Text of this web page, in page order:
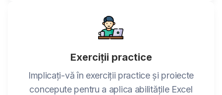
Exerciții practice
Implicați-vă în exerciții practice și proiecte
concepute pentru a aplica abilitățile Excel